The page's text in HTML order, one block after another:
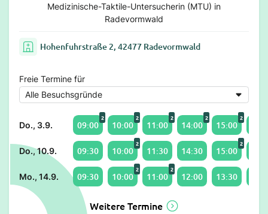
Medizinische-Taktile-Untersucherin (MTU) in
Radevormwald
Hohenfuhrstraße 2, 42477 Radevormwald
Freie Termine für
Do., 3.9. 09:00
2
10:00
2
11:00
2
14:00
2
15:00
2
Do., 10.9. 09:30 10:00
2
11:30 14:30 15:00
2
Mo., 14.9. 09:30 10:00
2
11:00
2
12:00 13:30
Weitere Termine